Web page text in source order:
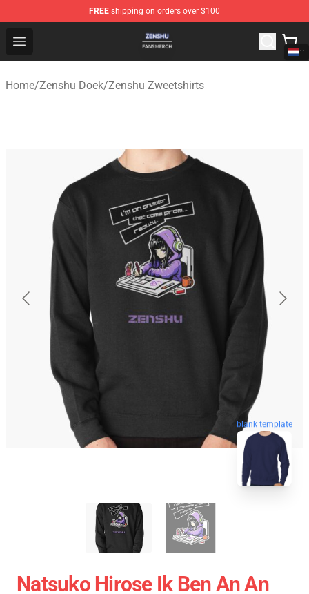
FREE shipping on orders over $100
Open menu
Zenshu Shop - Official Zenshu Merchandise Store
Home/Zenshu Doek/Zenshu Zweetshirts
blank template
Natsuko Hirose Ik Ben An An